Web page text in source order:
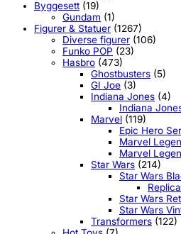
Byggesett (19)
Gundam (1)
Figurer & Statuer (1267)
Diverse figurer (106)
Funko POP (23)
Hasbro (473)
Ghostbusters (5)
GI Joe (3)
Indiana Jones (4)
Indiana
Marvel (119)
Epic Hero
Marvel
Marvel
Star Wars (214)
Star Wars
Star Wars
Star Wars
Transformers (122)